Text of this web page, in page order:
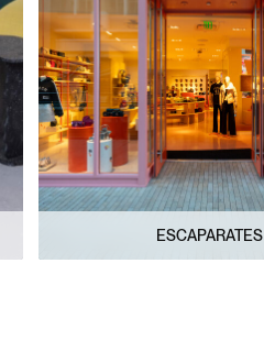
ESCAPARATES